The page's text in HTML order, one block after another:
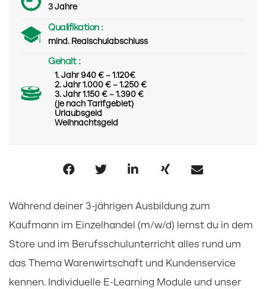
3 Jahre
Qualifikation :
mind. Realschulabschluss
Gehalt :
1. Jahr 940 € – 1.120€
2. Jahr 1.000 € – 1.250 €
3. Jahr 1.150 € – 1.390 €
(je nach Tarifgebiet)
Urlaubsgeld
Weihnachtsgeld
Während deiner 3-jährigen Ausbildung zum
Kaufmann im Einzelhandel (m/w/d) lernst du in dem
Store und im Berufsschulunterricht alles rund um
das Thema Warenwirtschaft und Kundenservice
kennen. Individuelle E-Learning Module und unser